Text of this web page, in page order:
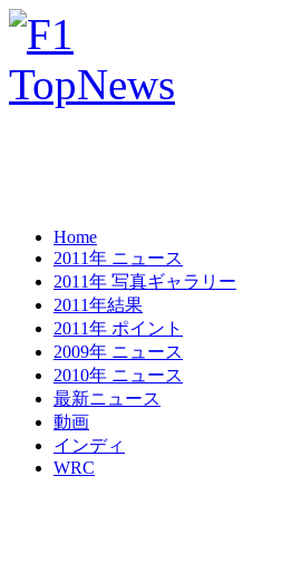
Home
2011年 ニュース
2011年 写真ギャラリー
2011年結果
2011年 ポイント
2009年 ニュース
2010年 ニュース
最新ニュース
動画
インディ
WRC